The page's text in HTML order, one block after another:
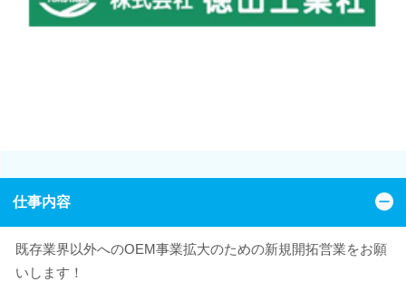
仕事内容
既存業界以外へのOEM事業拡大のための新規開拓営業をお願
いします！